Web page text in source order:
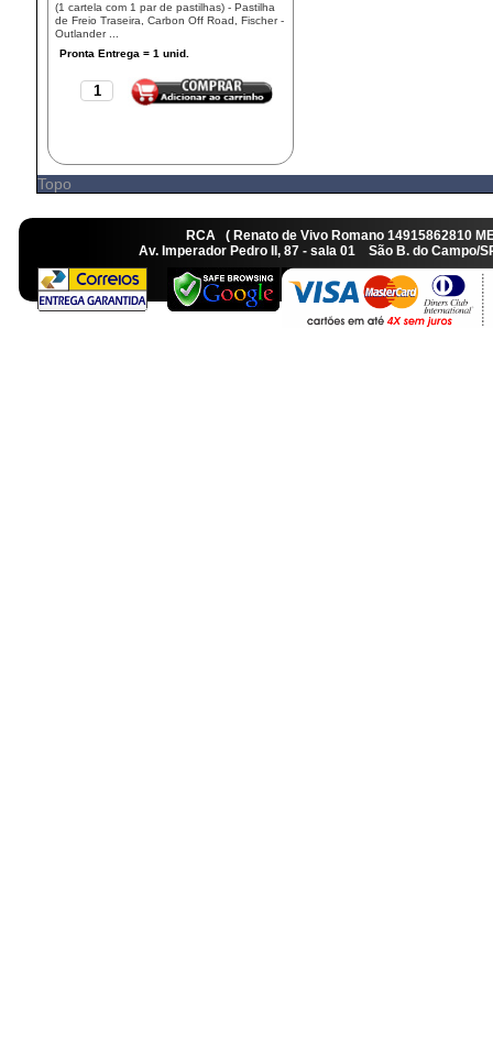
(1 cartela com 1 par de pastilhas) - Pastilha
de Freio Traseira, Carbon Off Road, Fischer -
Outlander ...
Topo
RCA ( Renato de Vivo Romano
Av. Imperador Pedro II, 87 - sala 01 São B. do